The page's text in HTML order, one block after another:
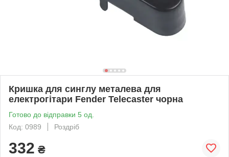
Кришка для синглу металева для
електрогітари Fender Telecaster чорна
Готово до відправки 5 од.
Код: 0989
Роздріб
332 ₴